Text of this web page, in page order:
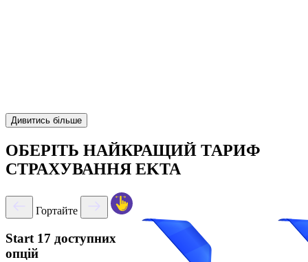
Дивитись більше
ОБЕРІТЬ НАЙКРАЩИЙ ТАРИФ
СТРАХУВАННЯ EKTA
Гортайте
Start 17 доступних
опцій